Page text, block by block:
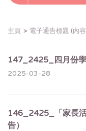
主頁 電子通告標題 (內
147_2425_四月份學
2025-03-28
146_2425_「家長
告）